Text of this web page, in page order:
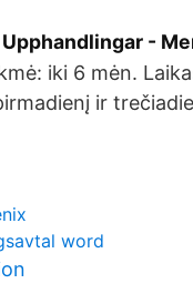
Upphandlingar -
iki 6 mėn.
ir
word